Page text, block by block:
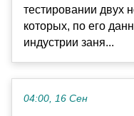
тестировании двух
которых, по его
индустрии заня...
04:00, 16 Сен